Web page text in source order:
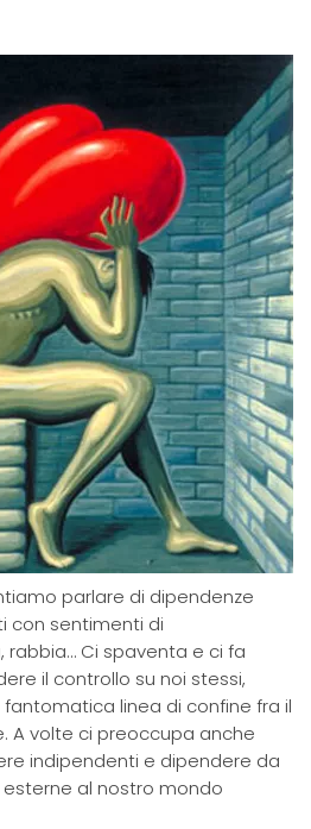
parlare di dipendenze
con sentimenti di
rabbia… Ci spaventa e ci fa
il controllo su noi stessi,
linea di confine fra il
A volte ci preoccupa anche
indipendenti e dipendere da
al nostro mondo